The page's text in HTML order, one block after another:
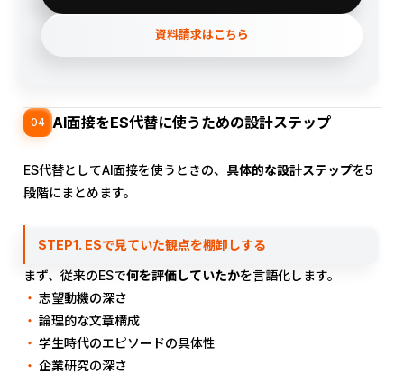
資料請求はこちら
04 AI面接をES代替に使うための設計ステップ
ES代替としてAI面接を使うときの、 具体的な設計ステップを5
段階にまとめます。
STEP1. ESで見ていた観点を棚卸しする
まず、従来のESで何を評価していたかを言語化します。
志望動機の深さ
論理的な文章構成
学生時代のエピソードの具体性
企業研究の深さ